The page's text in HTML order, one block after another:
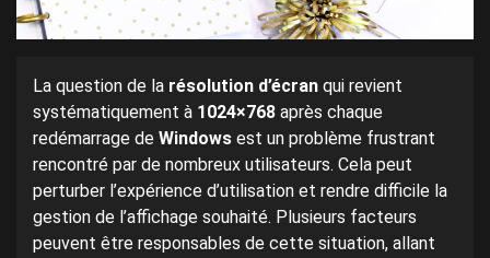
La question de la résolution d’écran qui revient
systématiquement à 1024×768 après chaque
redémarrage de Windows est un problème frustrant
rencontré par de nombreux utilisateurs. Cela peut
perturber l’expérience d’utilisation et rendre difficile la
gestion de l’affichage souhaité. Plusieurs facteurs
peuvent être responsables de cette situation, allant